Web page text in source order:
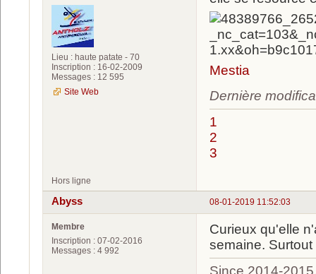
Lieu : haute patate - 70
Inscription : 16-02-2009
Messages : 12 595
Site Web
Mestia
Dernière
1
2
3
Hors ligne
08-01-2019 11:52:03
Abyss
Membre
Inscription : 07-02-2016
Messages : 4 992
Curieux qu'elle
semaine.
Since 2014-